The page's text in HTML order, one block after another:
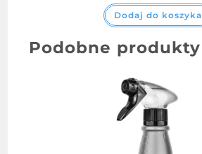
Dodaj do koszyka
Podobne produkty